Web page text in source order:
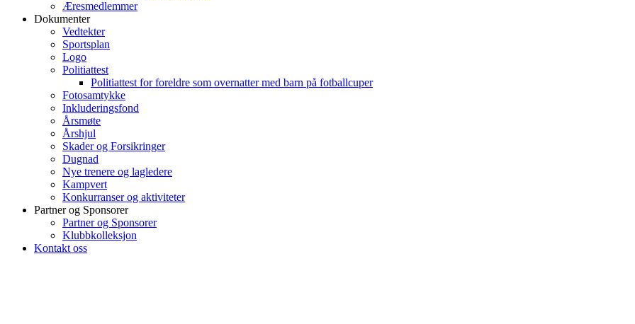
Æresmedlemmer
Dokumenter
Vedtekter
Sportsplan
Logo
Politiattest
Politiattest for foreldre som overnatter med barn på fotballcuper
Fotosamtykke
Inkluderingsfond
Årsmøte
Årshjul
Skader og Forsikringer
Dugnad
Nye trenere og lagledere
Kampvert
Konkurranser og aktiviteter
Partner og Sponsorer
Partner og Sponsorer
Klubbkolleksjon
Kontakt oss